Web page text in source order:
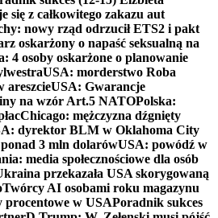
się z całkowitego zakazu aut
nowy rząd odrzucił ETS2 i pakt
oskarżony o napaść seksualną na
4 osoby oskarżone o planowanie
USA: morderstwo Roba
areszcieUSA: Gwarancje
na wzór Art.5 NATOPolska:
Chicago: mężczyzna dźgnięty
dyrektor BLM w Oklahoma City
3 mln dolarówUSA: powódź w
media społecznościowe dla osób
przekazała USA skorygowaną
Twórcy AI osobami roku magazynu
procentowe w USAPoradnik sukces